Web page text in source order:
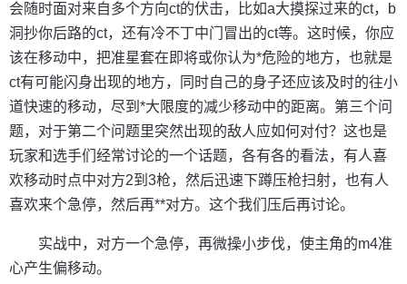
会随时面对来自多个方向ct的伏击，比如a大摸探过来的ct，b
洞抄你后路的ct，还有冷不丁中门冒出的ct等。这时候，你应
该在移动中，把准星套在即将或你认为*危险的地方，也就是
ct有可能闪身出现的地方，同时自己的身子还应该及时的往小
道快速的移动，尽到*大限度的减少移动中的距离。第三个问
题，对于第二个问题里突然出现的敌人应如何对付？这也是
玩家和选手们经常讨论的一个话题，各有各的看法，有人喜
欢移动时点中对方2到3枪，然后迅速下蹲压枪扫射，也有人
喜欢来个急停，然后再**对方。这个我们压后再讨论。
实战中，对方一个急停，再微操小步伐，使主角的m4准
心产生偏移动。